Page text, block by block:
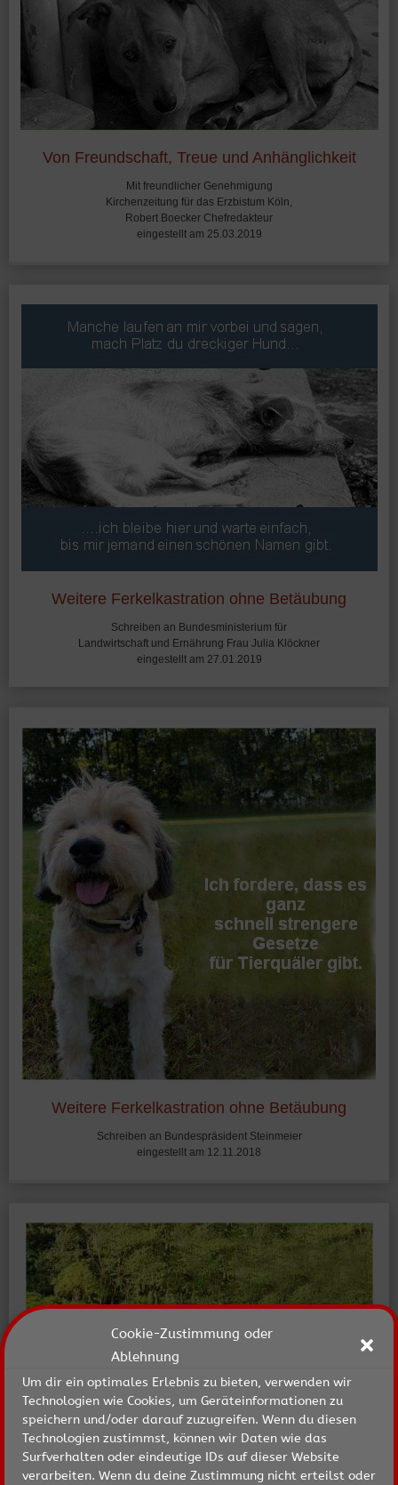
Cookie-Zustimmung oder
Ablehnung
Um dir ein optimales Erlebnis zu bieten, verwenden wir
Technologien wie Cookies, um Geräteinformationen zu
speichern und/oder darauf zuzugreifen. Wenn du diesen
Technologien zustimmst, können wir Daten wie das
Surfverhalten oder eindeutige IDs auf dieser Website
verarbeiten. Wenn du deine Zustimmung nicht erteilst oder
Von Freundschaft, Treue und Anhänglichkeit
Mit freundlicher Genehmigung
Kirchenzeitung für das Erzbistum Köln,
Robert Boecker Chefredakteur
eingestellt am 25.03.2019
Weitere Ferkelkastration ohne Betäubung
Schreiben an Bundesministerium für
Landwirtschaft und Ernährung Frau Julia Klöckner
eingestellt am 27.01.2019
Weitere Ferkelkastration ohne Betäubung
Schreiben an Bundespräsident Steinmeier
eingestellt am 12.11.2018